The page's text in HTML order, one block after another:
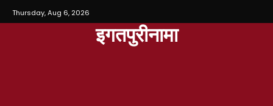
Thursday, Aug 6, 2026
इगतपुरीनामा